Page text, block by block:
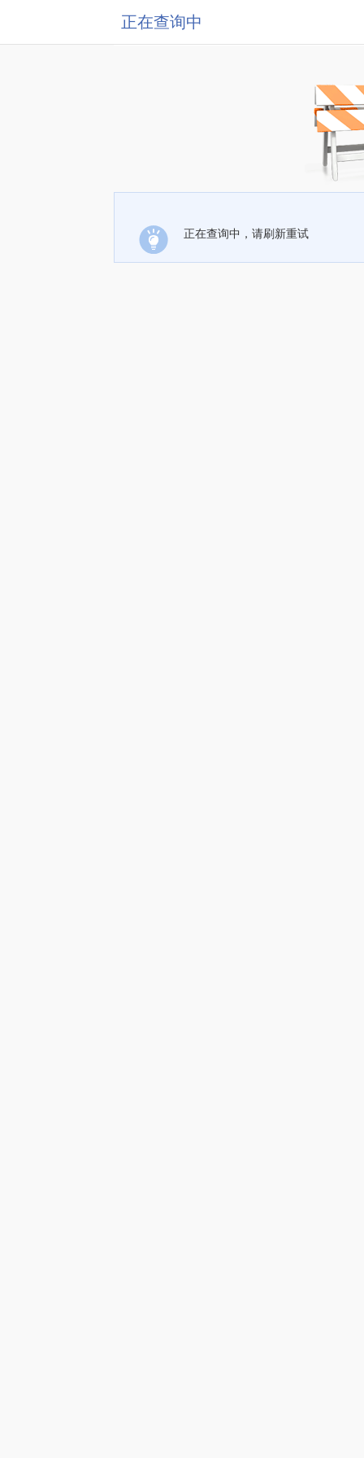
正在查询中
正在查询中，请刷新重试